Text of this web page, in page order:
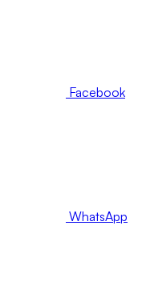
Facebook
WhatsApp